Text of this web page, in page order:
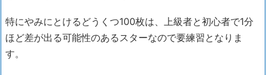
特にやみにとけるどうくつ100枚は、上級者と初心者で1分
ほど差が出る可能性のあるスターなので要練習となりま
す。